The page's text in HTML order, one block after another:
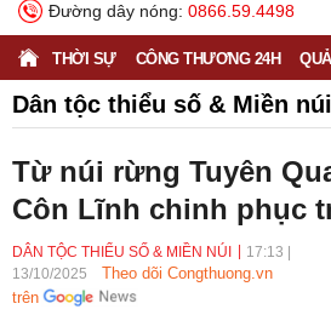
Đường dây nóng: 0866.59.4498
THỜI SỰ CÔNG THƯƠNG 24H
Dân tộc thiểu số & Miền núi
Từ núi rừng Tuyên
Côn Lĩnh chinh phục
DÂN TỘC THIỂU SỐ & MIỀN NÚI 17:13
13/10/2025
Theo dõi Congthuong.vn
trên